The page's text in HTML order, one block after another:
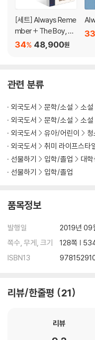
[세트] Always Reme
mber + The Boy, Th
e Mole, The Fox and
48,900원
34%
33
관련 분류
외국도서 문학/소설 소설
외국도서
문학/소설
소설
외국도서
유아/어린이
외국도서
취미 라이프스타
선물하기
입학/졸업
대학
선물하기
입학/졸업
품목정보
발행일
2019년 09
쪽수, 무게, 크기
128쪽 |
ISBN13
리뷰/한줄평 21
리뷰